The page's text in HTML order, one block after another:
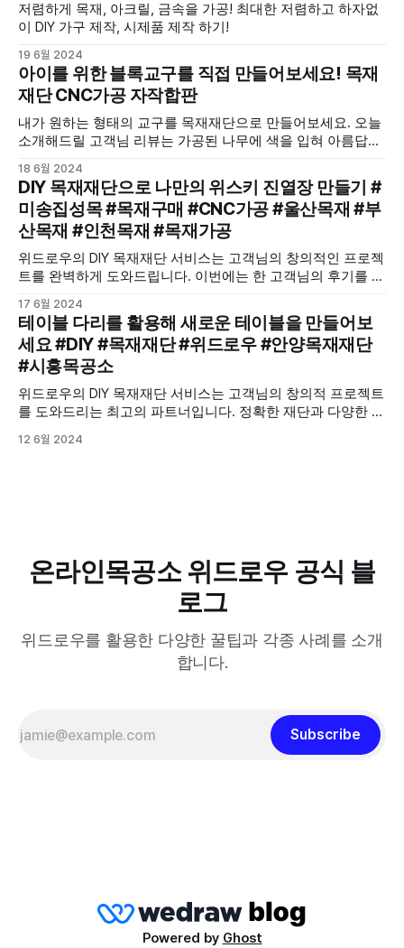
저렴하게 목재, 아크릴, 금속을 가공! 최대한 저렴하고 하자없
이 DIY 가구 제작, 시제품 제작 하기!
19 6월 2024
아이를 위한 블록교구를 직접 만들어보세요! 목재
재단 CNC가공 자작합판
내가 원하는 형태의 교구를 목재재단으로 만들어보세요. 오늘
소개해드릴 고객님 리뷰는 가공된 나무에 색을 입혀 아름답게
18 6월 2024
DIY 목재재단으로 나만의 위스키 진열장 만들기 #
미송집성목 #목재구매 #CNC가공 #울산목재 #부
산목재 #인천목재 #목재가공
위드로우의 DIY 목재재단 서비스는 고객님의 창의적인 프로젝
트를 완벽하게 도와드립니다. 이번에는 한 고객님의 후기를 통
17 6월 2024
테이블 다리를 활용해 새로운 테이블을 만들어보
세요 #DIY #목재재단 #위드로우 #안양목재재단
#시흥목공소
위드로우의 DIY 목재재단 서비스는 고객님의 창의적 프로젝트
를 도와드리는 최고의 파트너입니다. 정확한 재단과 다양한 옵
도와드립니다.
12 6월 2024
온라인목공소 위드로우 공식 블
로그
위드로우를 활용한 다양한 꿀팁과 각종 사례를 소개
합니다.
Subscribe
Powered by Ghost